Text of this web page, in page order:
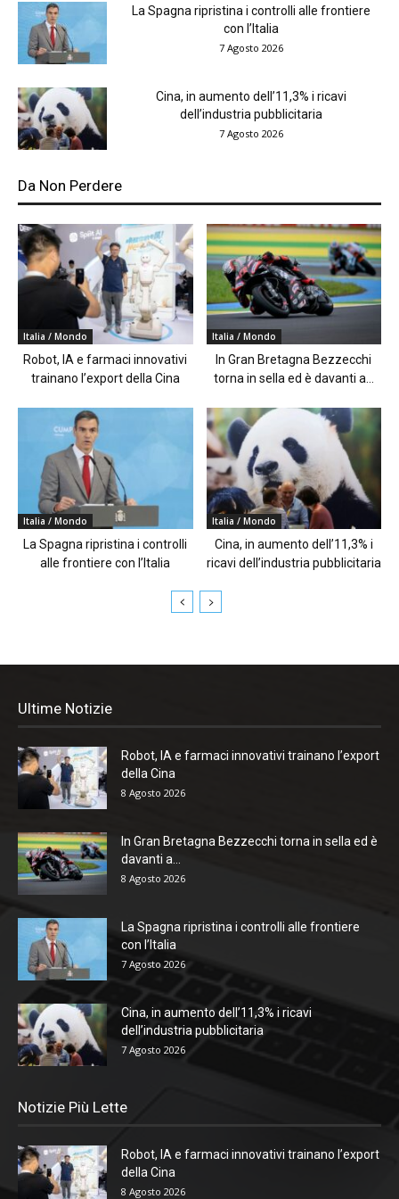
La Spagna ripristina i controlli alle frontiere
con l’Italia
7 Agosto 2026
Cina, in aumento dell’11,3% i ricavi
dell’industria pubblicitaria
7 Agosto 2026
Da Non Perdere
Italia / Mondo
Robot, IA e farmaci innovativi
trainano l’export della Cina
Italia / Mondo
In Gran Bretagna Bezzecchi
torna in sella ed è davanti a...
Italia / Mondo
La Spagna ripristina i controlli
alle frontiere con l’Italia
Italia / Mondo
Cina, in aumento dell’11,3% i
ricavi dell’industria pubblicitaria
Ultime Notizie
Robot, IA e farmaci innovativi trainano l’export
della Cina
8 Agosto 2026
In Gran Bretagna Bezzecchi torna in sella ed è
davanti a...
8 Agosto 2026
La Spagna ripristina i controlli alle frontiere
con l’Italia
7 Agosto 2026
Cina, in aumento dell’11,3% i ricavi
dell’industria pubblicitaria
7 Agosto 2026
Notizie Più Lette
Robot, IA e farmaci innovativi trainano l’export
della Cina
8 Agosto 2026